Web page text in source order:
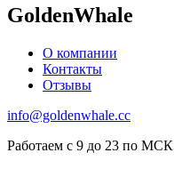
GoldenWhale
О компании
Контакты
Отзывы
info@goldenwhale.cc
Работаем с 9 до 23 по МСК